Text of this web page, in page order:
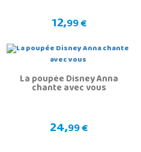
12,99 €
La poupée Disney Anna
chante avec vous
24,99 €